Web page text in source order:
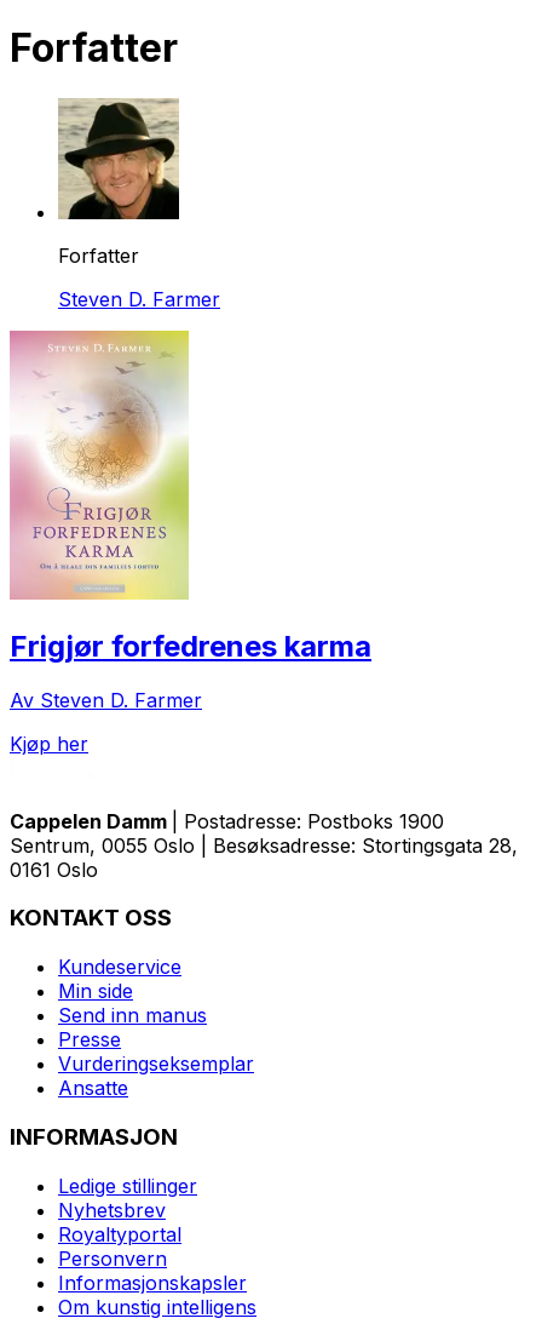
Forfatter
Forfatter
Steven D. Farmer
Frigjør forfedrenes karma
Av Steven D. Farmer
Kjøp her
Cappelen Damm
| Postadresse: Postboks 1900
Sentrum, 0055 Oslo | Besøksadresse: Stortingsgata 28,
0161 Oslo
KONTAKT OSS
Kundeservice
Min side
Send inn manus
Presse
Vurderingseksemplar
Ansatte
INFORMASJON
Ledige stillinger
Nyhetsbrev
Royaltyportal
Personvern
Informasjonskapsler
Om kunstig intelligens